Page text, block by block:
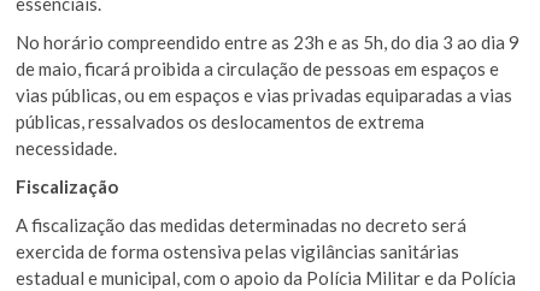
No horário compreendido entre as 23h e as 5h, do dia 3 ao dia 9
de maio, ficará proibida a circulação de pessoas em espaços e
vias públicas, ou em espaços e vias privadas equiparadas a vias
públicas, ressalvados os deslocamentos de extrema
necessidade.
Fiscalização
A fiscalização das medidas determinadas no decreto será
exercida de forma ostensiva pelas vigilâncias sanitárias
estadual e municipal, com o apoio da Polícia Militar e da Polícia